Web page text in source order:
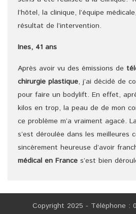
l’hôtel, la clinique, l’équipe
résultat de l’intervention.
Ines, 41 ans
Après avoir vu des émissions de
chirurgie plastique, j’ai décidé de
pour faire un bodylift. En effet,
kilos en trop, la peau de de mon
ce problème m’a vraiment agacé.
s’est déroulée dans les meilleures
sincèrement heureuse d’avoir
médical en France s’est bien
Copyright 2025 - Téléphone :